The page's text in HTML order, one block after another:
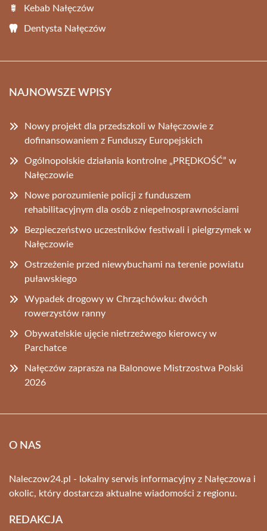
Kebab Nałęczów
Dentysta Nałęczów
NAJNOWSZE WPISY
Nowy projekt dla przedszkoli w Nałęczowie z
dofinansowaniem z Funduszy Europejskich
Ogólnopolskie działania kontrolne „PRĘDKOŚĆ” w
Nałęczowie
Nowe porozumienie policji z funduszem
rehabilitacyjnym dla osób z niepełnosprawnościami
Bezpieczeństwo uczestników festiwali i pielgrzymek w
Nałęczowie
Ostrzeżenie przed niewybuchami na terenie powiatu
puławskiego
Wypadek drogowy w Chrząchówku: dwóch
rowerzystów ranny
Obywatelskie ujęcie nietrzeźwego kierowcy w
Parchatce
Nałęczów zaprasza na Balonowe Mistrzostwa Polski
2026
O NAS
Naleczow24.pl - lokalny serwis informacyjny z Nałęczowa i
okolic, który dostarcza aktualne wiadomości z regionu.
REDAKCJA